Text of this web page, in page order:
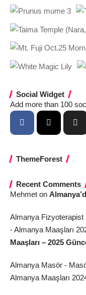
Social Widget
Add more than 100
ThemeForest
Recent Comments
Mehmet on
Almanya Fizyoterapist
- Almanya Maaşları
Maaşları – 2025
Almanya Masör -
Almanya Maaşları